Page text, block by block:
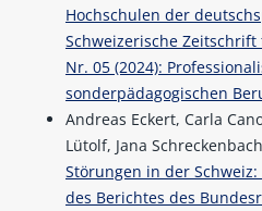
Hochschulen der
Schweizerische
Nr. 05 (2024):
sonderpädagogischen
Andreas Eckert, Carla
Lütolf, Jana
Störungen in der
des Berichtes des